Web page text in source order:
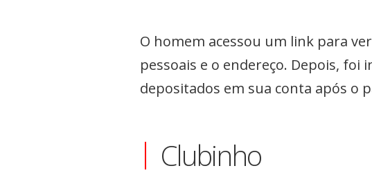
O homem acessou um link para
pessoais e o endereço. Depois, foi
depositados em sua conta após o
Clubinho